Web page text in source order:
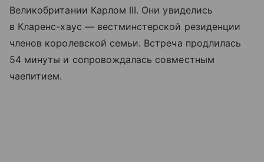
Великобритании Карлом III. Они увиделись
в Кларенс-хаус — вестминстерской резиденции
членов королевской семьи. Встреча продлилась
54 минуты и сопровождалась совместным
чаепитием.